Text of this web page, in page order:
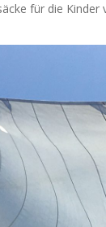
für die Kinder